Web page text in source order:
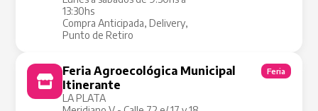
13:30hs
Compra Anticipada, Delivery,
Punto de Retiro
Feria Agroecológica Municipal
Itinerante
LA PLATA
Feria